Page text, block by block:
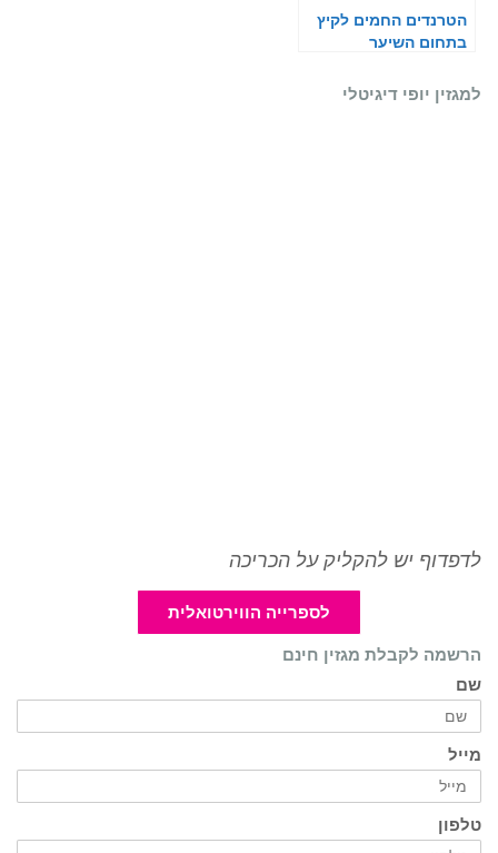
הטרנדים החמים לקיץ
בתחום השיער
למגזין יופי דיגיטלי
לדפדוף יש להקליק על הכריכה
לספרייה הווירטואלית
הרשמה לקבלת מגזין חינם
שם
מייל
טלפון